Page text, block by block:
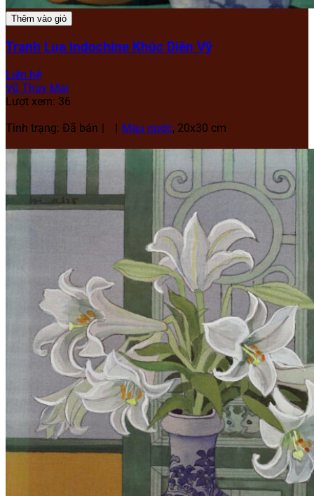
Thêm vào giỏ
Tranh Lụa indochine Khúc Diên Vỹ
Liên hệ
Vũ Thùy Mai
Lượt xem: 36
Tình trạng: Đã bán
Màu nước, 20x30 cm